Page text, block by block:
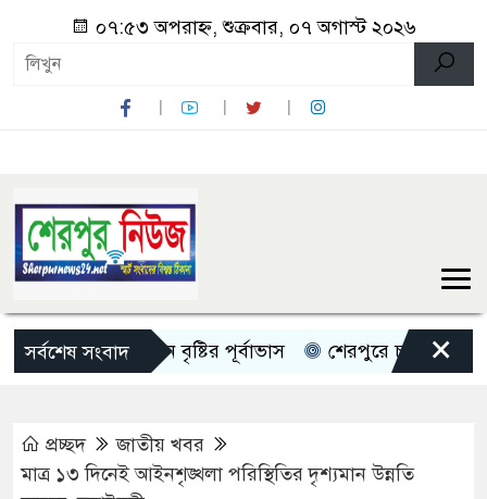
০৭:৫৩ অপরাহ্ন, শুক্রবার, ০৭ অগাস্ট ২০২৬
সর্বশেষ সংবাদ
দেশজুড়ে ৫ দিন বৃষ্টির পূর্বাভাস শেরপুরে চায়না দুয়ারী জালে
×
প্রচ্ছদ
জাতীয় খবর
মাত্র ১৩ দিনেই আইনশৃঙ্খলা পরিস্থিতির দৃশ্যমান উন্নতি